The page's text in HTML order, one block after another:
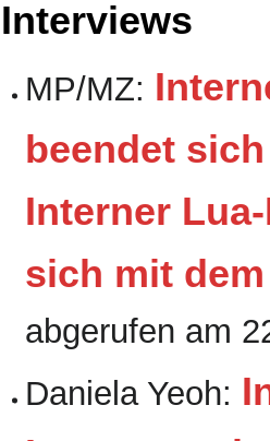
Interviews
MP/MZ:
beendet
Interner
sich mit
abgerufen am
Daniela Yeoh: